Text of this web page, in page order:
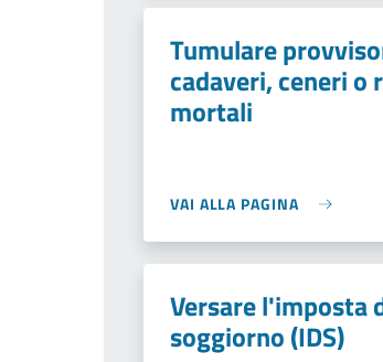
Tumulare
cadaveri, ceneri o
mortali
VAI ALLA PAGINA
Versare l'imposta
soggiorno (IDS)